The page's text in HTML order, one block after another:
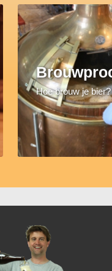
Hoe brouw je bier?